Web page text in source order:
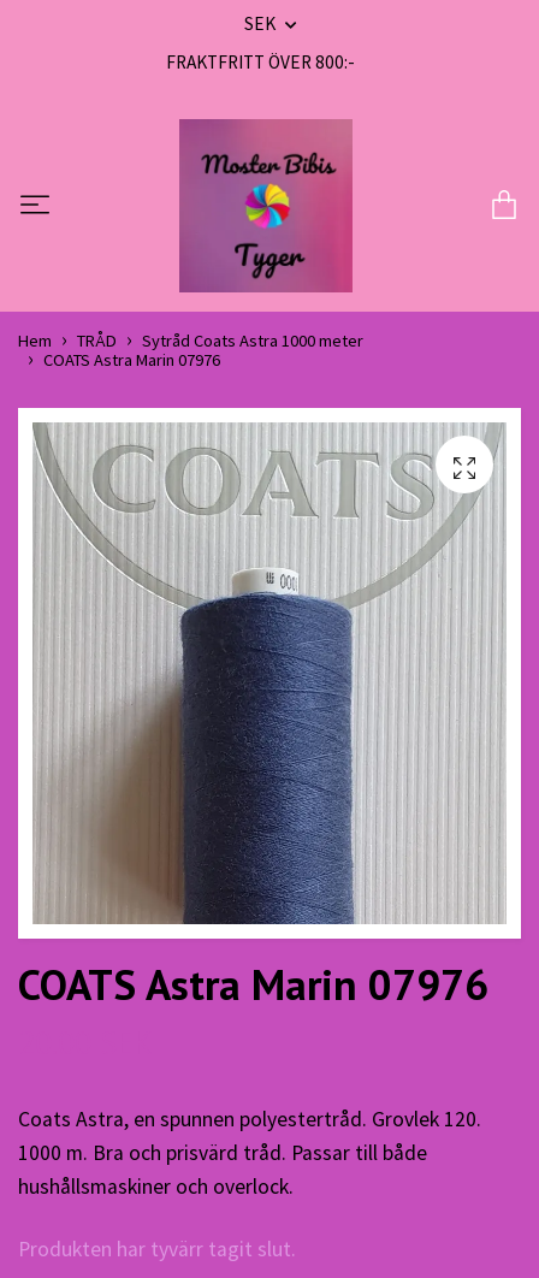
SEK
FRAKTFRITT ÖVER 800:-
Hem TRÅD
Sytråd Coats Astra 1000 meter
COATS Astra Marin 07976
COATS Astra Marin 07976
Coats Astra, en spunnen polyestertråd. Grovlek 120.
1000 m. Bra och prisvärd tråd. Passar till både
hushållsmaskiner och overlock.
Produkten har tyvärr tagit slut.